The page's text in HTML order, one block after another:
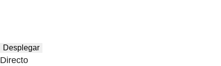
Desplegar
Directo